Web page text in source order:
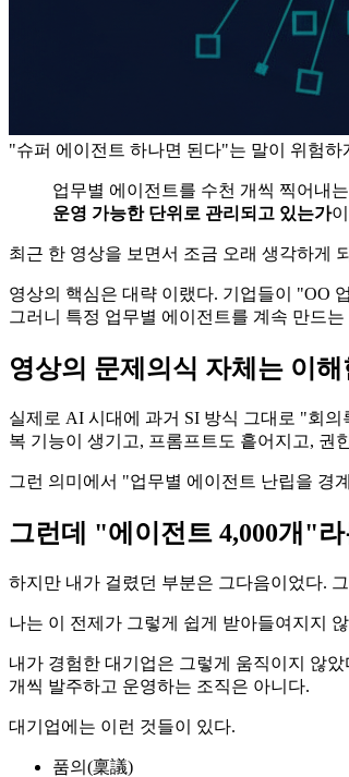
"슈퍼 에이전트 하나면 된다"는 말이 위험하
업무별 에이전트를 수천 개씩 찍어내
운영 가능한 단위로 관리되고 있는가
최근 한 영상을 보면서 조금 오래 생각하게
영상의 핵심은 대략 이랬다. 기업들이 "OO
그러니 특정 업무별 에이전트를 계속 만드
영상의 문제의식 자체는 이해
실제로 AI 시대에 과거 SI 방식 그대로 "회
복 기능이 생기고, 프롬프트도 흩어지고, 권
그런 의미에서 "업무별 에이전트 난립을 경
그런데 "에이전트 4,000개"
하지만 내가 걸렸던 부분은 그다음이었다.
나는 이 전제가 그렇게 쉽게 받아들여지지
내가 경험한 대기업은 그렇게 움직이지 않
개씩 발주하고 운영하는 조직은 아니다.
대기업에는 이런 것들이 있다.
품의(稟議)